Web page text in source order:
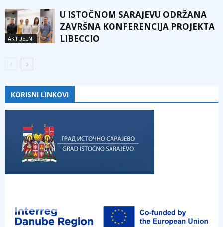
AKTUELNI
U ISTOČNOM SARAJEVU ODRŽANA
ZAVRŠNA KONFERENCIJA PROJEKTA
LIBECCIO
KORISNI LINKOVI